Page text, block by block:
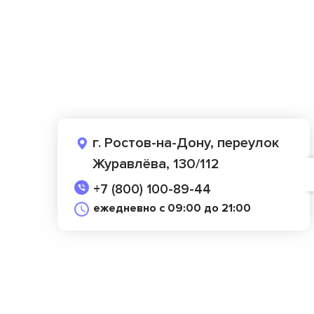
г. Ростов-на-Дону, переулок
Журавлёва, 130/112
+7 (800) 100-89-44
ежедневно с 09:00 до 21:00